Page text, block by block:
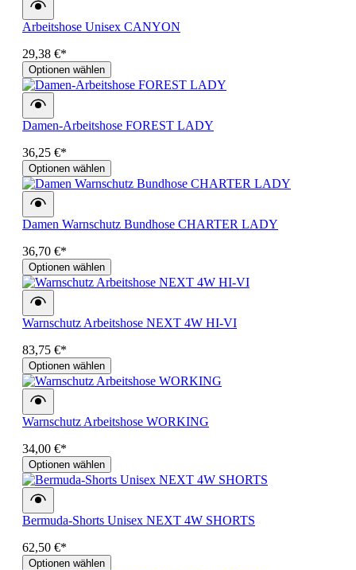
Arbeitshose Unisex CANYON
29,38 €*
Optionen wählen
Damen-Arbeitshose FOREST LADY
36,25 €*
Optionen wählen
Damen Warnschutz Bundhose CHARTER LADY
36,70 €*
Optionen wählen
Warnschutz Arbeitshose NEXT 4W HI-VI
83,75 €*
Optionen wählen
Warnschutz Arbeitshose WORKING
34,00 €*
Optionen wählen
Bermuda-Shorts Unisex NEXT 4W SHORTS
62,50 €*
Optionen wählen